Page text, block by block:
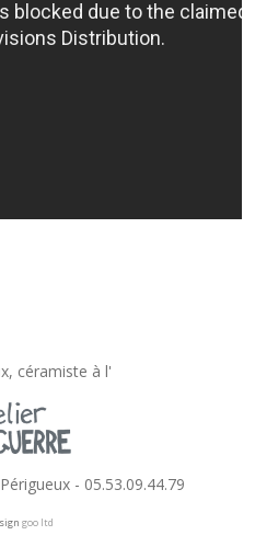
céramiste à l'
- 05.53.09.44.79
goo ltd